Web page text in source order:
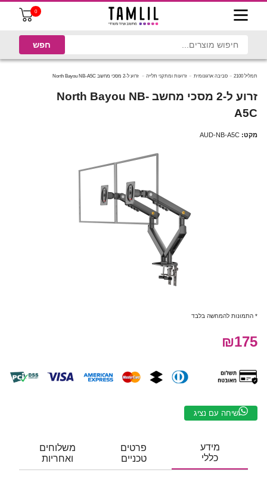
0
תמליל 2100 סביבה ארגונומית זרועות ומתקני תלייה זרוע ל-2 מסכי מחשב North Bayou NB-A5C
זרוע ל-2 מסכי מחשב North Bayou NB-
A5C
מקט: AUD-NB-A5C
* התמונות להמחשה בלבד
₪175
שיחה עם נציג
מידע
כללי
פרטים
טכניים
משלוחים
ואחריות